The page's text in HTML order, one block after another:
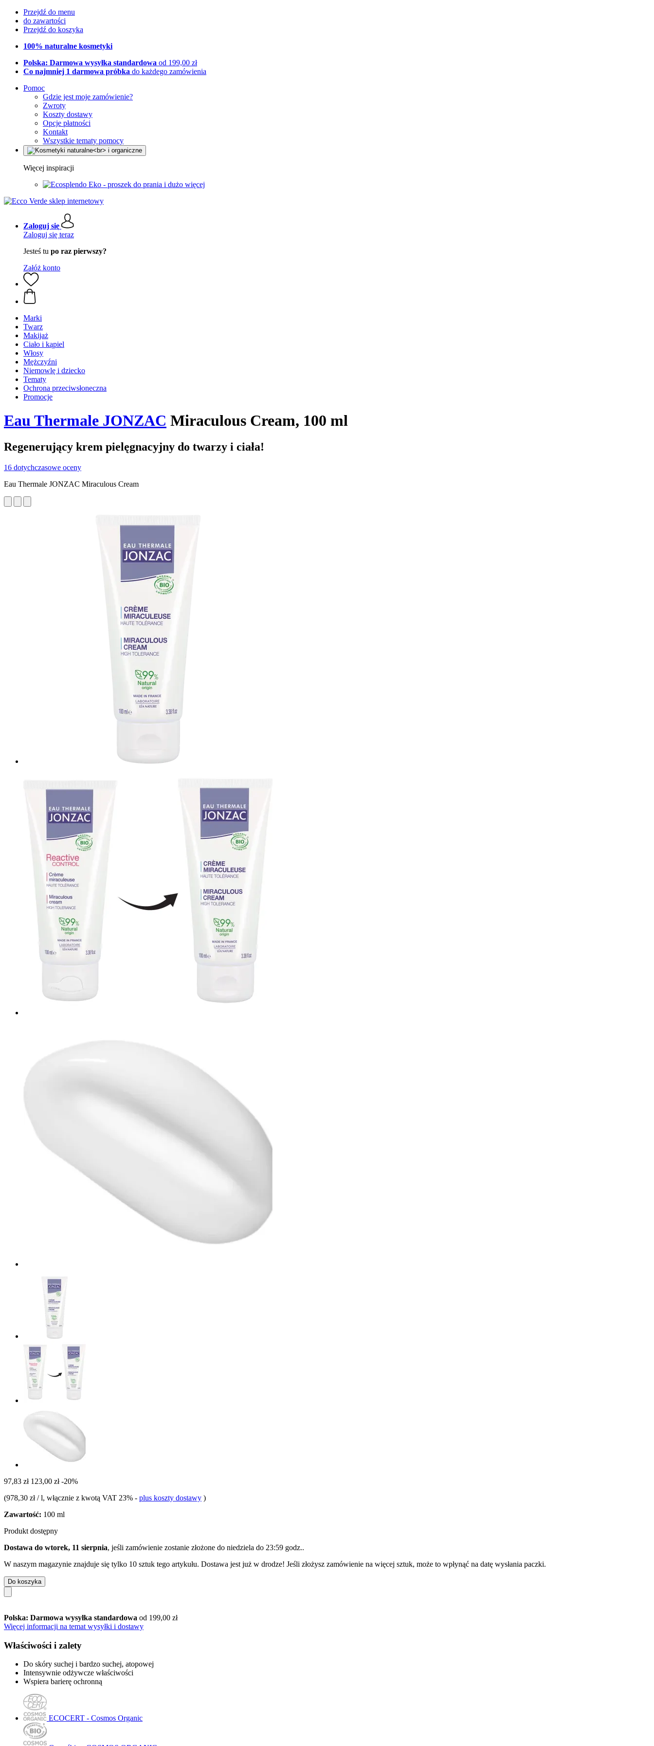
Przejdź do menu
do zawartości
Przejdź do koszyka
100% naturalne kosmetyki
Polska: Darmowa wysyłka standardowa od 199,00 zł
Co najmniej 1 darmowa próbka do każdego zamówienia
Pomoc
Gdzie jest moje zamówienie?
Zwroty
Koszty dostawy
Opcje płatności
Kontakt
Wszystkie tematy pomocy
Więcej inspiracji
Eko - proszek do prania i dużo więcej
Zaloguj się
Zaloguj się teraz
Jesteś tu po raz pierwszy?
Załóż konto
Marki
Twarz
Makijaż
Ciało i kąpiel
Włosy
Mężczyźni
Niemowlę i dziecko
Tematy
Ochrona przeciwsłoneczna
Promocje
Eau Thermale JONZAC Miraculous Cream, 100 ml
Regenerujący krem pielęgnacyjny do twarzy i ciała!
16 dotychczasowe oceny
Eau Thermale JONZAC Miraculous Cream
97,83 zł 123,00 zł -20%
(978,30 zł / l, włącznie z kwotą VAT 23% - plus koszty dostawy )
Zawartość: 100 ml
Produkt dostępny
Dostawa do wtorek, 11 sierpnia, jeśli zamówienie zostanie złożone do niedziela do 23:59 godz..
W naszym magazynie znajduje się tylko 10 sztuk tego artykułu. Dostawa jest już w drodze! Jeśli złożysz zamówienie na więcej sztuk, może to wpłynąć na datę wysłania paczki.
Do koszyka
Polska: Darmowa wysyłka standardowa od 199,00 zł
Więcej informacji na temat wysyłki i dostawy
Właściwości i zalety
Do skóry suchej i bardzo suchej, atopowej
Intensywnie odżywcze właściwości
Wspiera barierę ochronną
ECOCERT - Cosmos Organic